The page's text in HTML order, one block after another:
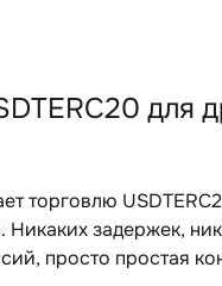
для
торговлю
Никаких задержек,
просто простая